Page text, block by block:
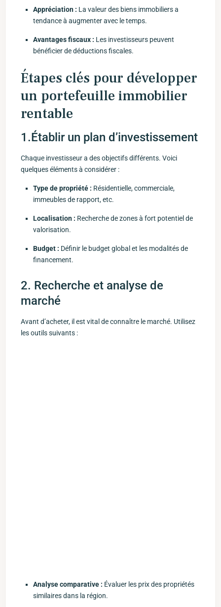
Appréciation : La valeur des biens immobiliers a
tendance à augmenter ‌avec le temps.
Avantages fiscaux : Les investisseurs peuvent
bénéficier de déductions fiscales.
Étapes clés pour développer⁢
un portefeuille immobilier
rentable
1.Établir un plan d’investissement
Chaque ⁣investisseur a des ‌objectifs​ différents. Voici
⁢quelques ⁢éléments à ​considérer :
Type de propriété : ‍Résidentielle, commerciale,
immeubles de rapport, etc.
Localisation : Recherche de zones à ​fort potentiel de
valorisation.
Budget : Définir le budget global et ​les modalités de
financement.
2. Recherche et analyse de
marché
Avant d’acheter, il est vital de connaître le marché. Utilisez
les outils suivants :
Analyse comparative‌ : Évaluer ⁢les prix des propriétés
similaires dans ⁣la région.